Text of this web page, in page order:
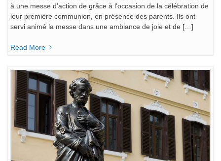
à une messe d’action de grâce à l’occasion de la célébration de
leur première communion, en présence des parents. Ils ont
servi animé la messe dans une ambiance de joie et de […]
Read More